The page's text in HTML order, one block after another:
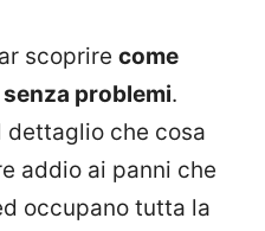
scoprire come
problemi.
dettaglio che cosa
addio ai panni che
occupano tutta la